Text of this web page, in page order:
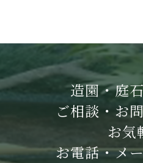
造園・庭
ご相談・お
お気
お電話・メ